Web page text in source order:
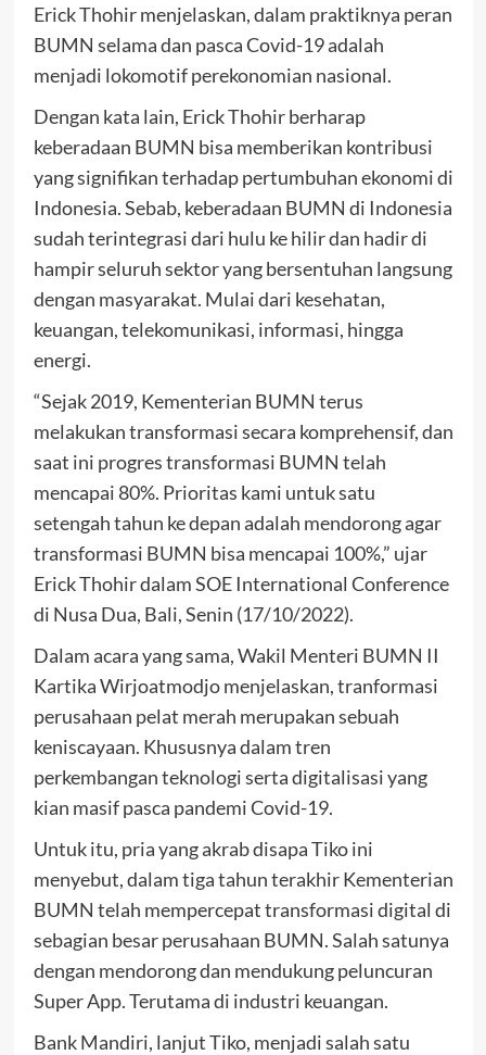
Erick Thohir menjelaskan, dalam praktiknya peran
BUMN selama dan pasca Covid-19 adalah
menjadi lokomotif perekonomian nasional.
Dengan kata lain, Erick Thohir berharap
keberadaan BUMN bisa memberikan kontribusi
yang signifikan terhadap pertumbuhan ekonomi di
Indonesia. Sebab, keberadaan BUMN di Indonesia
sudah terintegrasi dari hulu ke hilir dan hadir di
hampir seluruh sektor yang bersentuhan langsung
dengan masyarakat. Mulai dari kesehatan,
keuangan, telekomunikasi, informasi, hingga
energi.
“Sejak 2019, Kementerian BUMN terus
melakukan transformasi secara komprehensif, dan
saat ini progres transformasi BUMN telah
mencapai 80%. Prioritas kami untuk satu
setengah tahun ke depan adalah mendorong agar
transformasi BUMN bisa mencapai 100%,” ujar
Erick Thohir dalam SOE International Conference
di Nusa Dua, Bali, Senin (17/10/2022).
Dalam acara yang sama, Wakil Menteri BUMN II
Kartika Wirjoatmodjo menjelaskan, tranformasi
perusahaan pelat merah merupakan sebuah
keniscayaan. Khususnya dalam tren
perkembangan teknologi serta digitalisasi yang
kian masif pasca pandemi Covid-19.
Untuk itu, pria yang akrab disapa Tiko ini
menyebut, dalam tiga tahun terakhir Kementerian
BUMN telah mempercepat transformasi digital di
sebagian besar perusahaan BUMN. Salah satunya
dengan mendorong dan mendukung peluncuran
Super App. Terutama di industri keuangan.
Bank Mandiri, lanjut Tiko, menjadi salah satu